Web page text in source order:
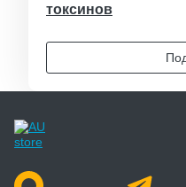
токсинов